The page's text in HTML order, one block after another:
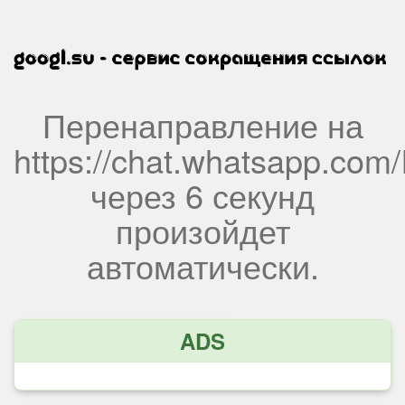
Перенаправление на
https://
через 6 секунд
произойдет
автоматически.
ADS